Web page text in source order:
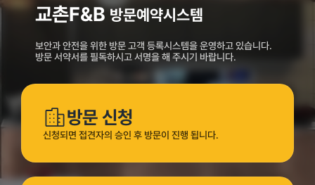
교촌F&B방문예약시스템
보안과 안전을 위한 방문 고객 등록시스템을 운영하고 있습니다.
방문 서약서를 필독하시고 서명을 해 주시기 바랍니다.
방문 신청
신청되면 접견자의 승인 후 방문이 진행 됩니다.